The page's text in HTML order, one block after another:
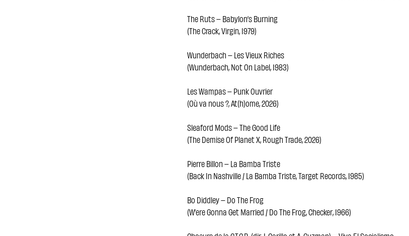
The Ruts – Babylon’s Burning
(The Crack, Virgin, 1979)
Wunderbach – Les Vieux Riches
(Wunderbach, Not On Label, 1983)
Les Wampas – Punk Ouvrier
(Où va nous ?, At(h)ome, 2026)
Sleaford Mods – The Good Life
(The Demise Of Planet X, Rough Trade, 2026)
Pierre Billon – La Bamba Triste
(Back In Nashville / La Bamba Triste, Target Records, 1985)
Bo Diddley – Do The Frog
(W’ere Gonna Get Married / Do The Frog, Checker, 1966)